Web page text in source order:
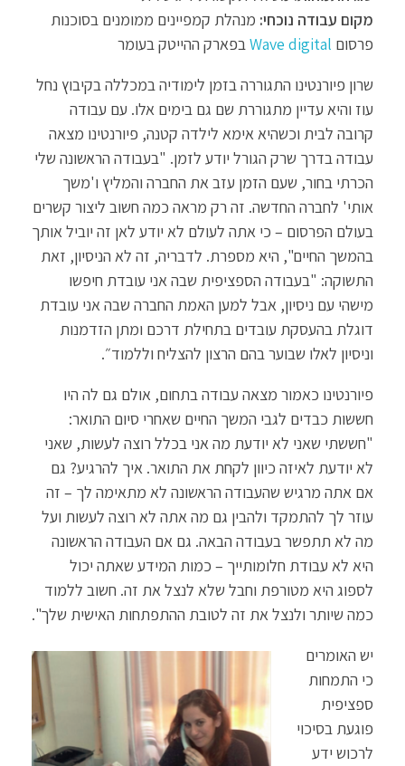
מקום עבודה נוכחי: מנהלת קמפיינים ממומנים בסוכנות
פרסום Wave digitalבפארק ההייטק בעומר
שרון פיורנטינו התגוררה בזמן לימודיה במכללה בקיבוץ נחל
עוז והיא עדיין מתגוררת שם גם בימים אלו. עם עבודה
קרובה לבית וכשהיא אימא לילדה קטנה, פיורנטינו מצאה
עבודה בדרך שרק הגורל יודע לזמן. "בעבודה הראשונה שלי
הכרתי בחור, שעם הזמן עזב את החברה והמליץ ו'משך
אותי' לחברה החדשה. זה רק מראה כמה חשוב ליצור קשרים
בעולם הפרסום – כי אתה לעולם לא יודע לאן זה יוביל אותך
בהמשך החיים", היא מספרת. לדבריה, זה לא הניסיון, זאת
התשוקה: "בעבודה הספציפית שבה אני עובדת חיפשו
מישהי עם ניסיון, אבל למען האמת החברה שבה אני עובדת
דוגלת בהעסקת עובדים בתחילת דרכם ומתן הזדמנות
וניסיון לאלו שבוער בהם הרצון להצליח וללמוד״.
פיורנטינו כאמור מצאה עבודה בתחום, אולם גם לה היו
חששות כבדים לגבי המשך החיים שאחרי סיום התואר:
"חששתי שאני לא יודעת מה אני בכלל רוצה לעשות, שאני
לא יודעת לאיזה כיוון לקחת את התואר. איך להרגיע? גם
אם אתה מרגיש שהעבודה הראשונה לא מתאימה לך – זה
עוזר לך להתמקד ולהבין גם מה אתה לא רוצה לעשות ועל
מה לא תתפשר בעבודה הבאה. גם אם העבודה הראשונה
היא לא עבודת חלומותייך – כמות המידע שאתה יכול
לספוג היא מטורפת וחבל שלא לנצל את זה. חשוב ללמוד
כמה שיותר ולנצל את זה לטובת ההתפתחות האישית שלך".
יש האומרים
כי התמחות
ספציפית
פוגעת בסיכוי
לרכוש ידע